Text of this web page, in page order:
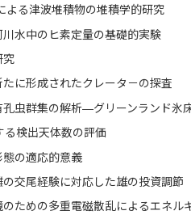
よる津波堆積物の堆積学的研究
水中のヒ素定量の基礎的実験
究
に形成されたクレータ－の探査
孔虫群集の解析―グリーンランド
検出天体数の評価
の適応的意義
交尾経験に対応した雄の投資調節
ための多重電磁散乱によるエネル